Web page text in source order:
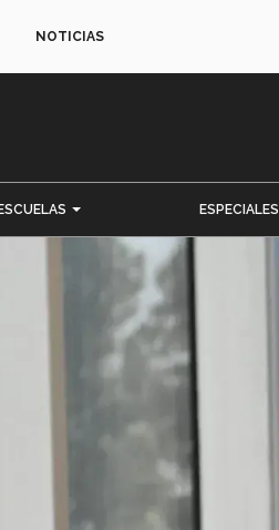
NOTICIAS
ESPECIALES